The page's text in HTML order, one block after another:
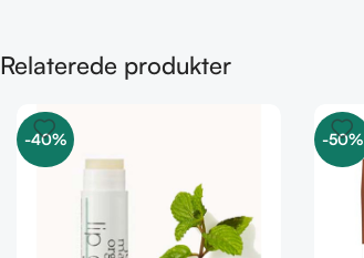
Relaterede produkter
-40% -50%